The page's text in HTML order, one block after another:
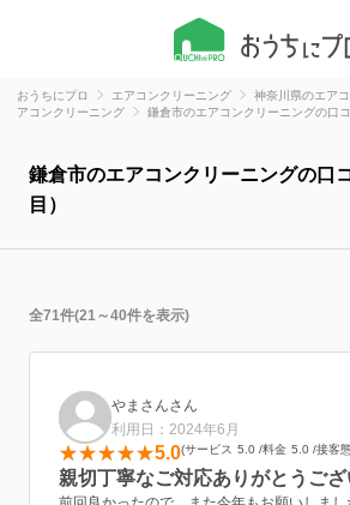
おうちにプロ エアコンクリーニング 神奈川県のエア
アコンクリーニング
鎌倉市のエアコンクリーニングの口
鎌倉市のエアコンクリーニングの口
目）
全71件(21～40件を表示)
やまさんさん
利用日：2024年6月
5.0 サービス 5.0 料金 5.0 接客
親切丁寧なご対応ありがとうご